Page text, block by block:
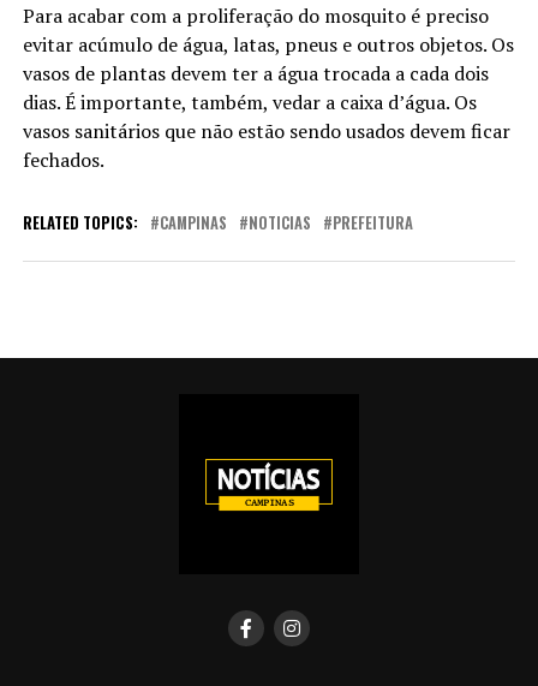
Para acabar com a proliferação do mosquito é preciso
evitar acúmulo de água, latas, pneus e outros objetos. Os
vasos de plantas devem ter a água trocada a cada dois
dias. É importante, também, vedar a caixa d’água. Os
vasos sanitários que não estão sendo usados devem ficar
fechados.
RELATED TOPICS: CAMPINAS NOTICIAS PREFEITURA